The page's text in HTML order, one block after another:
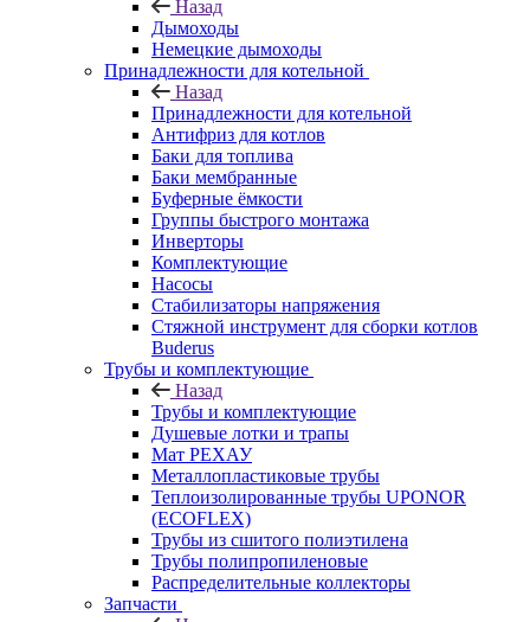
Назад
Дымоходы
Немецкие дымоходы
Принадлежности для котельной
Назад
Принадлежности для котельной
Антифриз для котлов
Баки для топлива
Баки мембранные
Буферные ёмкости
Группы быстрого монтажа
Инверторы
Комплектующие
Насосы
Стабилизаторы напряжения
Стяжной инструмент для сборки котлов
Buderus
Трубы и комплектующие
Назад
Трубы и комплектующие
Душевые лотки и трапы
Мат РЕХАУ
Металлопластиковые трубы
Теплоизолированные трубы UPONOR
(ECOFLEX)
Трубы из сшитого полиэтилена
Трубы полипропиленовые
Распределительные коллекторы
Запчасти